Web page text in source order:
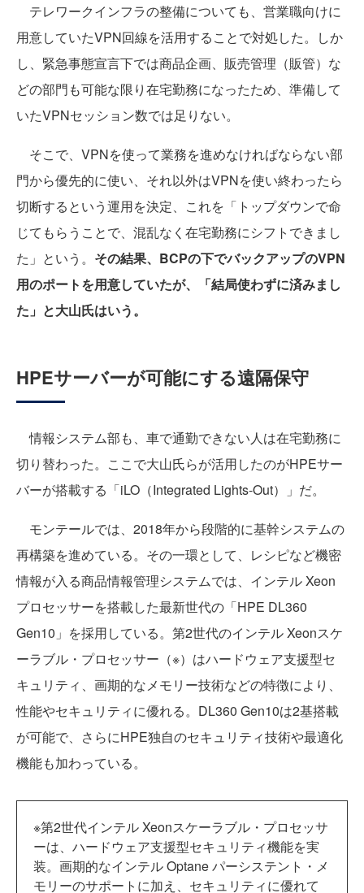
テレワークインフラの整備についても、営業職向けに
用意していたVPN回線を活用することで対処した。しか
し、緊急事態宣言下では商品企画、販売管理（販管）な
どの部門も可能な限り在宅勤務になったため、準備して
いたVPNセッション数では足りない。
そこで、VPNを使って業務を進めなければならない部
門から優先的に使い、それ以外はVPNを使い終わったら
切断するという運用を決定、これを「トップダウンで命
じてもらうことで、混乱なく在宅勤務にシフトできまし
た」という。 その結果、BCPの下でバックアップのVPN
用のポートを用意していたが、「結局使わずに済みまし
た」と大山氏はいう。
HPEサーバーが可能にする遠隔保守
情報システム部も、車で通勤できない人は在宅勤務に
切り替わった。ここで大山氏らが活用したのがHPEサー
バーが搭載する「iLO（Integrated Lights-Out）」だ。
モンテールでは、2018年から段階的に基幹システムの
再構築を進めている。その一環として、レシピなど機密
情報が入る商品情報管理システムでは、インテル Xeon
プロセッサーを搭載した最新世代の「HPE DL360
Gen10」を採用している。第2世代のインテル Xeonスケ
ーラブル・プロセッサー（※）はハードウェア支援型セ
キュリティ、画期的なメモリー技術などの特徴により、
性能やセキュリティに優れる。DL360 Gen10は2基搭載
が可能で、さらにHPE独自のセキュリティ技術や最適化
機能も加わっている。
※第2世代インテル Xeonスケーラブル・プロセッサ
ーは、ハードウェア支援型セキュリティ機能を実
装。画期的なインテル Optane パーシステント・メ
モリーのサポートに加え、セキュリティに優れて